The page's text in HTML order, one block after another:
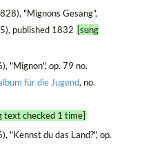
"Mignons Gesang",
published 1832 [sung
"Mignon", op. 79 no.
für die Jugend, no.
text checked 1 time]
"Kennst du das Land?", op.